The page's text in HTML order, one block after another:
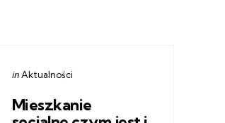
Categories
Posted
in Aktualności
Mieszkanie